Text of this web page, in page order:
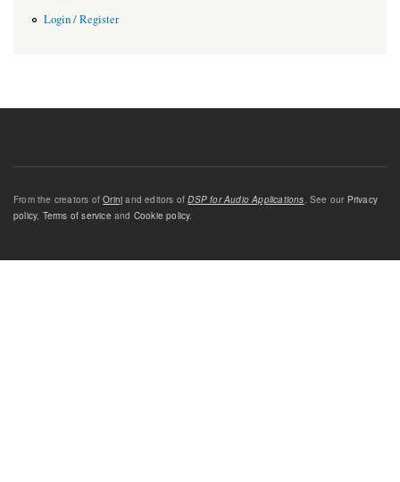
Login / Register
From the creators ofOrinj and editors ofDSP for Audio Applications. See our Privacy
policy, Terms of service and Cookie policy.